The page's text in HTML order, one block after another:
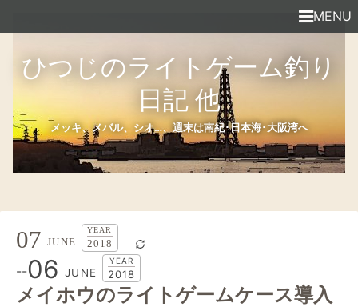
ひつじのライトゲーム釣り
日記 他
メッキ、メバル、シオ…、週末は南紀･日本海･大阪湾へ
MENU
2018
07
2018
--06
メイホウのライトゲームケース導入